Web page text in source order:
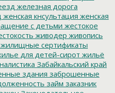
железная дорога
женская кнсультация женская
с детьми жестокое
живодер живопись
жилищные сертификаты
для детей-сирот жильё
Забайкальский край
здания заброшенные
займ заказник